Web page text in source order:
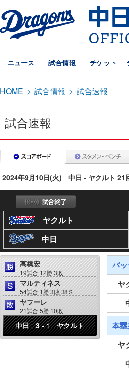
ニュース 試合情報 チケット
HOME > 試合情報 > 試合速報
試合速報
2024年9月10日(火) 中日 - ヤクルト
ヤクルト
中日
高橋宏
19試合 12勝 3敗
マルティネス
54試合 1勝 3敗 38Ｓ
ヤフーレ
21試合 5勝 10敗
中日 3 - 1 ヤクルト
バ
ヤ
本
ヤ